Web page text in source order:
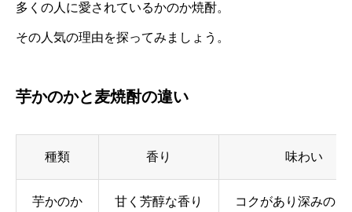
多くの人に愛されているかのか焼酎。
その人気の理由を探ってみましょう。
芋かのかと麦焼酎の違い
種類 香り 味わい
芋かのか 甘く芳醇な香り コクがあり深みのあ